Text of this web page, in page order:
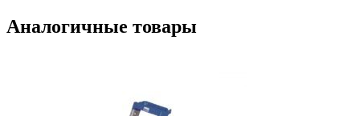
Аналогичные товары